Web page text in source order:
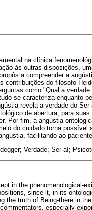
na clínica
às outras disposições,
a compreender a
contribuições do filósofo
como "Qual a
se caracteriza enquanto
revela a verdade do
de abertura, para
Por fim, a angústia
do cuidado torna
facilitando ao
Verdade; Ser-aí;
in the phenomenological-
since it, in its
the truth of Being-there in
especially